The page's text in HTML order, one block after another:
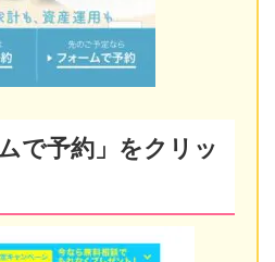
で予約」をクリッ